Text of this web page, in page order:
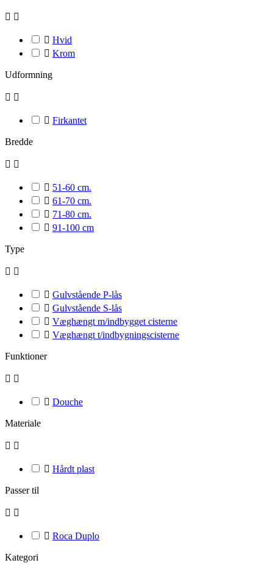
 
 Hvid
 Krom
Udformning
 
 Firkantet
Bredde
 
 51-60 cm.
 61-70 cm.
 71-80 cm.
 91-100 cm
Type
 
 Gulvstående P-lås
 Gulvstående S-lås
 Væghængt m/indbygget cisterne
 Væghængt t/indbygningscisterne
Funktioner
 
 Douche
Materiale
 
 Hårdt plast
Passer til
 
 Roca Duplo
Kategori